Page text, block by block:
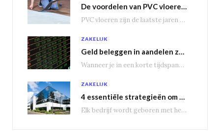
De voordelen van PVC vloeren in vergelijking met houten vloeren
PVC vloeren zijn de laatste jaren steeds populairder geworden, en dat is niet zonder reden.…
ZAKELIJK
Geld beleggen in aandelen zorgt voor een passief inkomen
Wanneer je in een korte tijdspanne behoorlijke winst wil maken, is het geen slecht idee…
ZAKELIJK
4 essentiële strategieën om bedrijfsuitbreiding te genereren
Elk bedrijf wordt geboren met het doel groot te worden, om nieuwe markten te veroveren.…